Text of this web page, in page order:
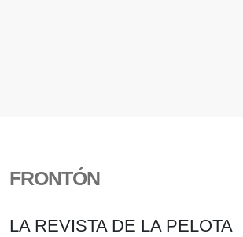
FRONTÓN
LA REVISTA DE LA PELOTA